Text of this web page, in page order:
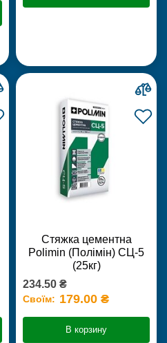
Стяжка цементна
Polimin (Полімін) СЦ-5
(25кг)
234.50 ₴
Своїм: 179.00 ₴
В корзину